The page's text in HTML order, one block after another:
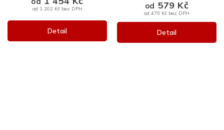
od 1 202 Kč bez DPH
Detail
od 479 Kč bez DPH
od 579 Kč
Detail